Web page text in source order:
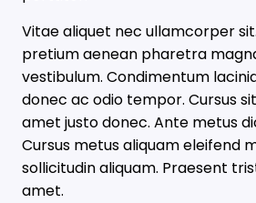
Vitae aliquet nec ullamcorper
pretium aenean pharetra
vestibulum. Condimentum
donec ac odio tempor. Cursus
amet justo donec. Ante metus
Cursus metus aliquam eleifend
sollicitudin aliquam. Praesent
amet.